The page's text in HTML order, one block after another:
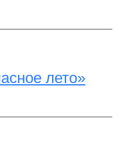
лето»